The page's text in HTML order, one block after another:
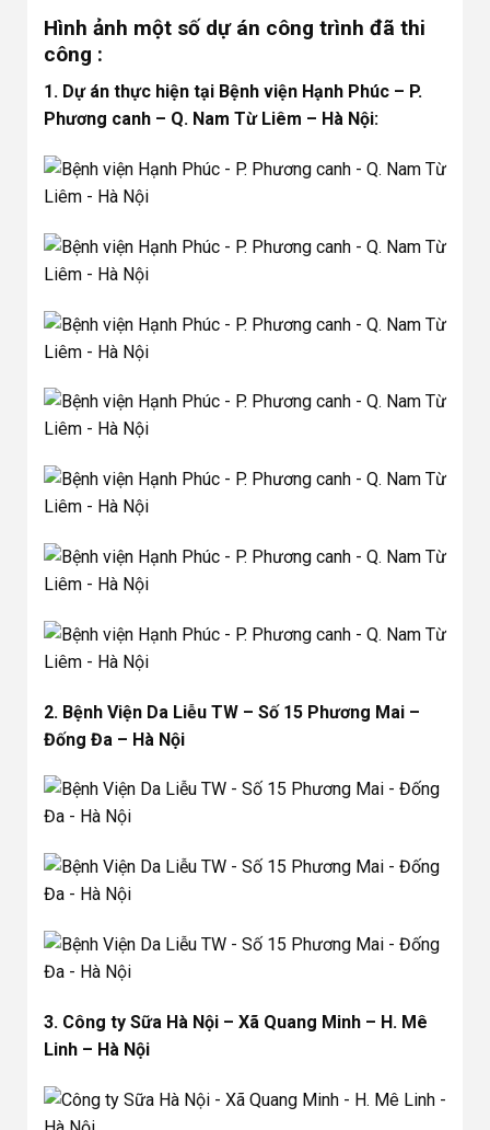
Hình ảnh một số dự án công trình đã thi
công :
1. Dự án thực hiện tại Bệnh viện Hạnh Phúc – P.
Phương canh – Q. Nam Từ Liêm – Hà Nội:
2. Bệnh Viện Da Liễu TW – Số 15 Phương Mai –
Đống Đa – Hà Nội
3. Công ty Sữa Hà Nội – Xã Quang Minh – H. Mê
Linh – Hà Nội